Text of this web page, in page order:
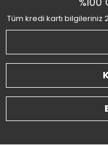
Tüm kredi kartı bilgileriniz